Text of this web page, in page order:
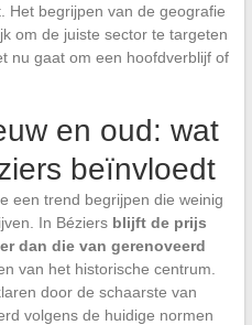
Het begrijpen van de geografie
om de juiste sector te targeten
nu gaat om een hoofdverblijf of
en oud: wat
beïnvloedt
een trend begrijpen die weinig
In Béziers blijft de prijs
dan die van gerenoveerd
van het historische centrum.
door de schaarste van
volgens de huidige normen